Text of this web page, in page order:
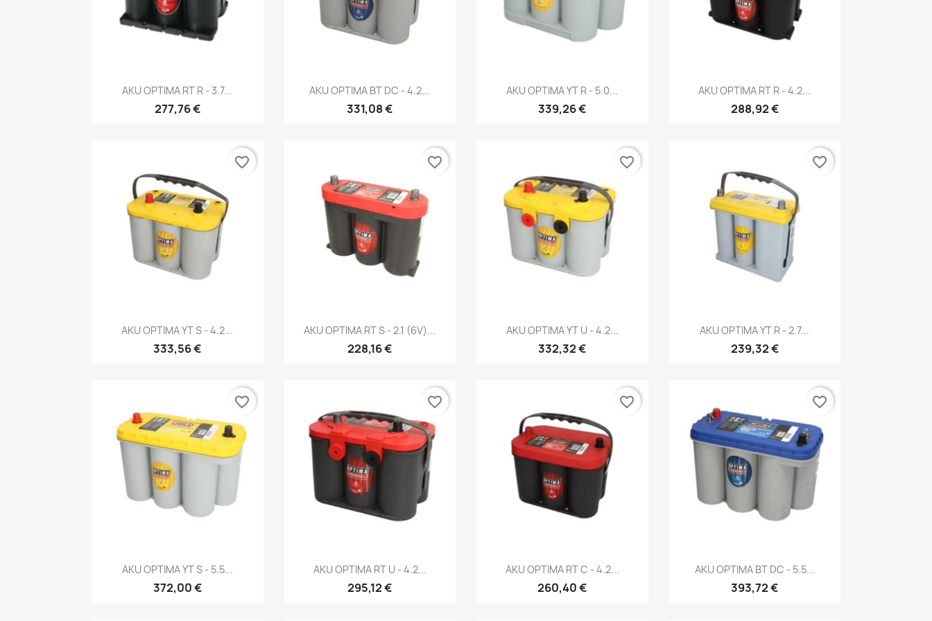
Kiirvaade
AKU OPTIMA RT R - 3.7...
277,76 €
Kiirvaade
AKU OPTIMA BT DC - 4.2...
331,08 €
Kiirvaade
AKU OPTIMA YT R - 5.0...
339,26 €
Kiirvaade
AKU OPTIMA RT R - 4.2...
288,92 €
Kiirvaade
AKU OPTIMA YT S - 4.2...
333,56 €
favorite_border
Kiirvaade
AKU OPTIMA RT S - 2.1 (6V)...
228,16 €
favorite_border
Kiirvaade
AKU OPTIMA YT U - 4.2...
332,32 €
favorite_border
Kiirvaade
AKU OPTIMA YT R - 2.7...
239,32 €
favorite_border
Kiirvaade
AKU OPTIMA YT S - 5.5...
372,00 €
favorite_border
Kiirvaade
AKU OPTIMA RT U - 4.2...
295,12 €
favorite_border
Kiirvaade
AKU OPTIMA RT C - 4.2...
260,40 €
favorite_border
Kiirvaade
AKU OPTIMA BT DC - 5.5...
393,72 €
favorite_border